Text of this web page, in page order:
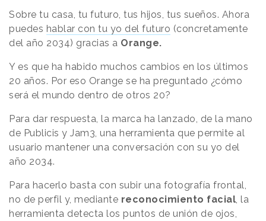
Sobre tu casa, tu futuro, tus hijos, tus sueños. Ahora
puedes hablar con tu yo del futuro (concretamente
del año 2034) gracias a Orange.
Y es que ha habido muchos cambios en los últimos
20 años. Por eso Orange se ha preguntado ¿cómo
será el mundo dentro de otros 20?
Para dar respuesta, la marca ha lanzado, de la mano
de Publicis y Jam3, una herramienta que permite al
usuario mantener una conversación con su yo del
año 2034.
Para hacerlo basta con subir una fotografía frontal,
no de perfil y, mediante reconocimiento facial , la
herramienta detecta los puntos de unión de ojos,